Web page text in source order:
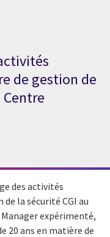
de gestion de
Centre
des activités
la sécurité CGI au
expérimenté,
20 ans en matière de